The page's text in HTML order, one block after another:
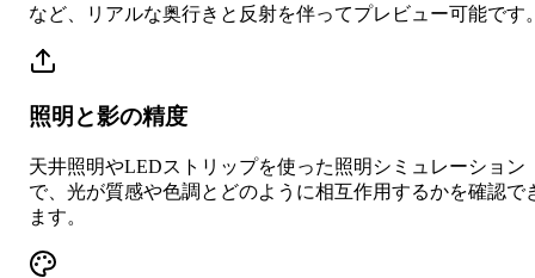
など、リアルな奥行きと反射を伴ってプレビュー可能です
照明と影の精度
天井照明やLEDストリップを使った照明シミュレーション
で、光が質感や色調とどのように相互作用するかを確認で
ます。